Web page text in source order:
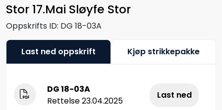
Stor 17.Mai Sløyfe Stor
Oppskrifts ID: DG 18-03A
Last ned oppskrift Kjøp strikkepakke
DG 18-03A
Rettelse 23.04.2025
Last ned